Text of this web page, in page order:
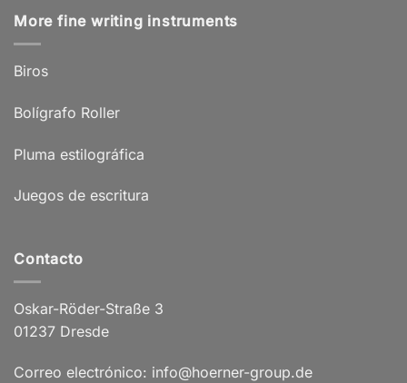
More fine writing instruments
Biros
Bolígrafo Roller
Pluma estilográfica
Juegos de escritura
Contacto
Oskar-Röder-Straße 3
01237 Dresde
Correo electrónico: info@hoerner-group.de